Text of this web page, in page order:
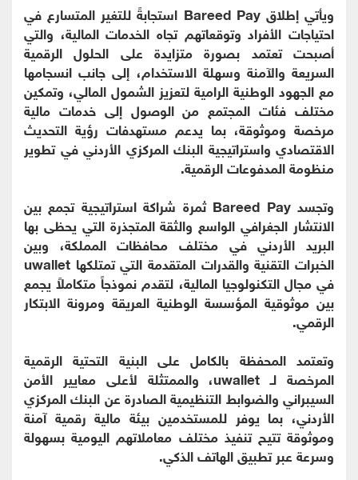
ويأتي إطلاق Bareed Pay استجابةً للتغير المتسارع في
احتياجات الأفراد وتوقعاتهم تجاه الخدمات المالية، والتي
أصبحت تعتمد بصورة متزايدة على الحلول الرقمية
السريعة والآمنة وسهلة الاستخدام، إلى جانب انسجامها
مع الجهود الوطنية الرامية لتعزيز الشمول المالي، وتمكين
مختلف فئات المجتمع من الوصول إلى خدمات مالية
مرخصة وموثوقة، بما يدعم مستهدفات رؤية التحديث
الاقتصادي واستراتيجية البنك المركزي الأردني في تطوير
منظومة المدفوعات الرقمية.
وتجسد Bareed Pay ثمرة شراكة استراتيجية تجمع بين
الانتشار الجغرافي الواسع والثقة المتجذرة التي يحظى بها
البريد الأردني في مختلف محافظات المملكة، وبين
الخبرات التقنية والقدرات المتقدمة التي تمتلكها uwallet
في مجال التكنولوجيا المالية، لتقدم نموذجاً متكاملاً يجمع
بين موثوقية المؤسسة الوطنية العريقة ومرونة الابتكار
الرقمي.
وتعتمد المحفظة بالكامل على البنية التحتية الرقمية
المرخصة لـ uwallet، والممتثلة لأعلى معايير الأمن
السيبراني والضوابط التنظيمية الصادرة عن البنك المركزي
الأردني، بما يوفر للمستخدمين بيئة مالية رقمية آمنة
وموثوقة تتيح تنفيذ مختلف معاملاتهم اليومية بسهولة
وسرعة عبر تطبيق الهاتف الذكي.